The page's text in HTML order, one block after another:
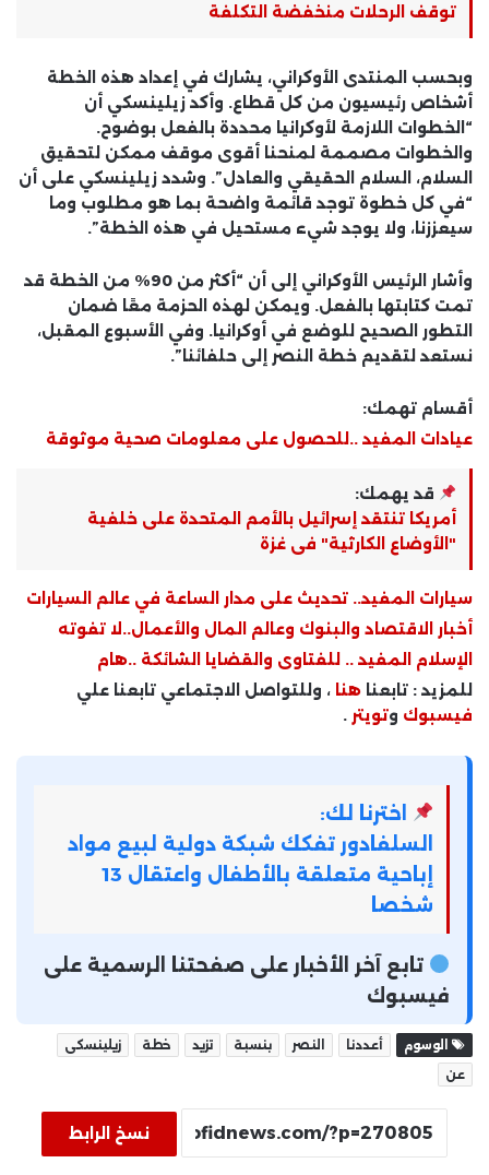
توقف الرحلات منخفضة التكلفة
وبحسب المنتدى الأوكراني، يشارك في إعداد هذه الخطة
أشخاص رئيسيون من كل قطاع. وأكد زيلينسكي أن
“الخطوات اللازمة لأوكرانيا محددة بالفعل بوضوح.
والخطوات مصممة لمنحنا أقوى موقف ممكن لتحقيق
السلام، السلام الحقيقي والعادل”. وشدد زيلينسكي على أن
“في كل خطوة توجد قائمة واضحة بما هو مطلوب وما
سيعززنا، ولا يوجد شيء مستحيل في هذه الخطة”.
وأشار الرئيس الأوكراني إلى أن “أكثر من 90% من الخطة قد
تمت كتابتها بالفعل. ويمكن لهذه الحزمة معًا ضمان
التطور الصحيح للوضع في أوكرانيا. وفي الأسبوع المقبل،
نستعد لتقديم خطة النصر إلى حلفائنا”.
أقسام تهمك:
عيادات المفيد ..للحصول على معلومات صحية موثوقة
قد يهمك:
أمريكا تنتقد إسرائيل بالأمم المتحدة على خلفية
"الأوضاع الكارثية" فى غزة
سيارات المفيد.. تحديث على مدار الساعة في عالم السيارات
أخبار الاقتصاد والبنوك وعالم المال والأعمال..لا تفوته
الإسلام المفيد .. للفتاوى والقضايا الشائكة ..هام
للمزيد : تابعنا هنا ، وللتواصل الاجتماعي تابعنا علي
فيسبوك وتويتر .
اخترنا لك:
السلفادور تفكك شبكة دولية لبيع مواد
إباحية متعلقة بالأطفال واعتقال 13
شخصا
تابع آخر الأخبار على صفحتنا الرسمية على
فيسبوك
الوسوم أعددنا النصر بنسبة تزيد خطة
زيلينسكى
عن
نسخ الرابط